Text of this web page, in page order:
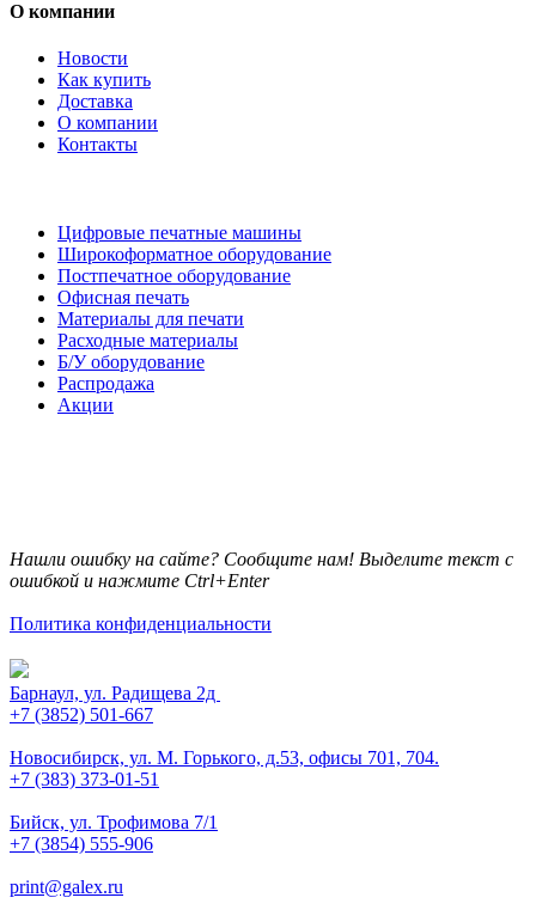
О компании
Новости
Как купить
Доставка
О компании
Контакты
Цифровые печатные машины
Широкоформатное оборудование
Постпечатное оборудование
Офисная печать
Материалы для печати
Расходные материалы
Б/У оборудование
Распродажа
Акции
Нашли ошибку на сайте? Сообщите нам! Выделите текст с
ошибкой и нажмите Ctrl+Enter
Политика конфиденциальности
Барнаул, ул. Радищева 2д
+7 (3852) 501-667
Новосибирск, ул. М. Горького, д.53, офисы 701, 704.
+7 (383) 373-01-51
Бийск, ул. Трофимова 7/1
+7 (3854) 555-906
print@galex.ru